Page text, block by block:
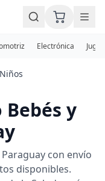
Electrónica
y
con envío
disponibles.